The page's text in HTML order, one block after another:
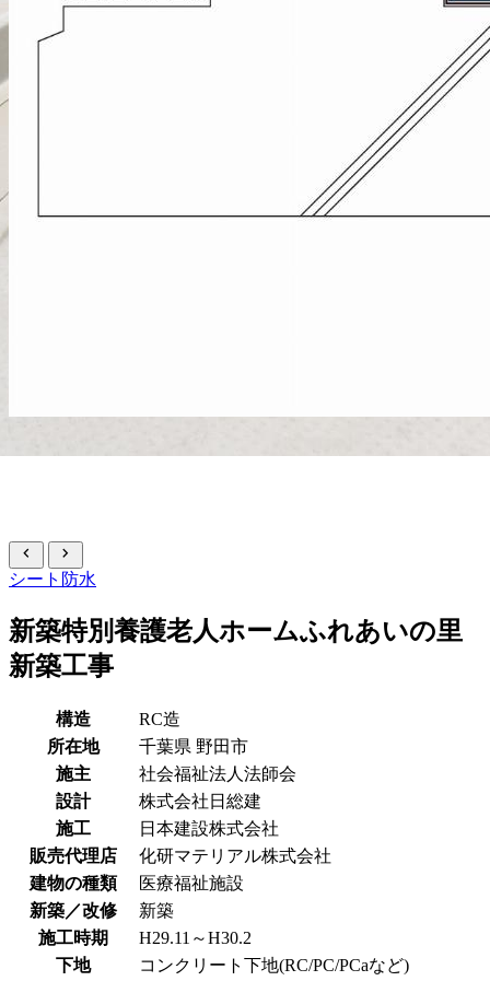
chevron_left chevron_right
シート防水
新築特別養護老人ホームふれあいの里
新築工事
構造
RC造
所在地
千葉県 野田市
施主
社会福祉法人法師会
設計
株式会社日総建
施工
日本建設株式会社
販売代理店
化研マテリアル株式会社
建物の種類
医療福祉施設
新築／改修
新築
施工時期
H29.11～H30.2
下地
コンクリート下地(RC/PC/PCaなど)